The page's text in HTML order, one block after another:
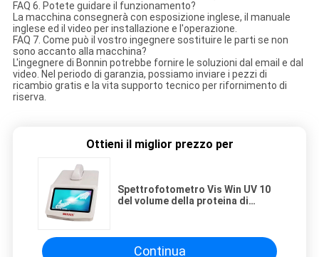
FAQ 6. Potete guidare il funzionamento?
La macchina consegnerà con esposizione inglese, il manuale
inglese ed il video per installazione e l'operazione.
FAQ 7. Come può il vostro ingegnere sostituire le parti se non
sono accanto alla macchina?
L'ingegnere di Bonnin potrebbe fornire le soluzioni dal email e dal
video. Nel periodo di garanzia, possiamo inviare i pezzi di
ricambio gratis e la vita supporto tecnico per rifornimento di
riserva.
Ottieni il miglior prezzo per
Spettrofotometro Vis Win UV 10
del volume della proteina di
Continua